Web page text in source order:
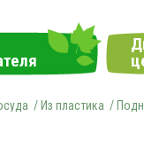
/ Из пластика /